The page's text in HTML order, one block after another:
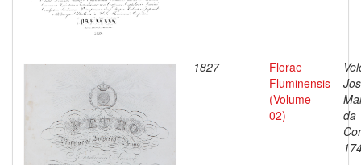
1827
Florae
Fluminensis
(Volume
02)
da